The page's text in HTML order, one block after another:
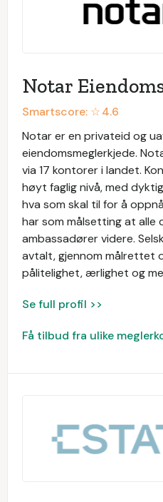
Notar
Smartscore: ☆4.6
Notar er en privateid og
eiendomsmeglerkjede.
via 17 kontorer i landet.
høyt faglig nivå, med
hva som skal til for å
har som målsetting at alle
ambassadører videre.
avtalt, gjennom målrettet
pålitelighet, ærlighet og
Se full profil >>
Få tilbud fra ulike